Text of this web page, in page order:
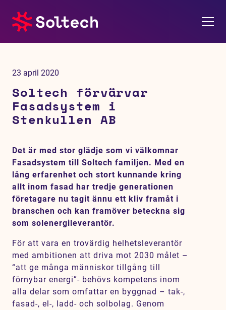
Jobb
Kontakt
Tjänster
Investerare
Hållbarhet
23 april 2020
Soltech förvärvar
Fasadsystem i
Stenkullen AB
Det är med stor glädje som vi välkomnar
Fasadsystem till Soltech familjen. Med en
lång erfarenhet och stort kunnande kring
allt inom fasad har tredje generationen
företagare nu tagit ännu ett kliv framåt i
branschen och kan framöver beteckna sig
som solenergileverantör.
För att vara en trovärdig helhetsleverantör
med ambitionen att driva mot 2030 målet –
“att ge många människor tillgång till
förnybar energi”- behövs kompetens inom
alla delar som omfattar en byggnad – tak-,
fasad-, el-, ladd- och solbolag. Genom